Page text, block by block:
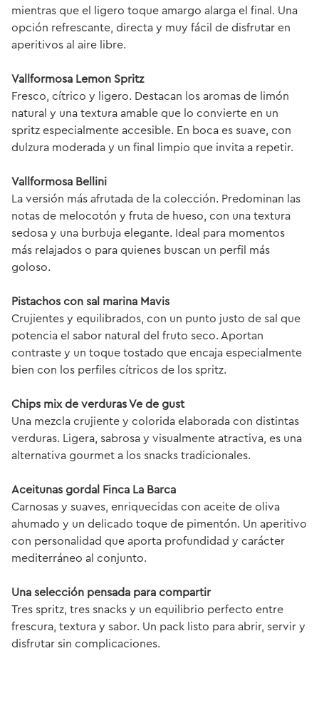
mientras que el ligero toque amargo alarga el final. Una
opción refrescante, directa y muy fácil de disfrutar en
aperitivos al aire libre.
Vallformosa Lemon Spritz
Fresco, cítrico y ligero. Destacan los aromas de limón
natural y una textura amable que lo convierte en un
spritz especialmente accesible. En boca es suave, con
dulzura moderada y un final limpio que invita a repetir.
Vallformosa Bellini
La versión más afrutada de la colección. Predominan las
notas de melocotón y fruta de hueso, con una textura
sedosa y una burbuja elegante. Ideal para momentos
más relajados o para quienes buscan un perfil más
goloso.
Pistachos con sal marina Mavis
Crujientes y equilibrados, con un punto justo de sal que
potencia el sabor natural del fruto seco. Aportan
contraste y un toque tostado que encaja especialmente
bien con los perfiles cítricos de los spritz.
Chips mix de verduras Ve de gust
Una mezcla crujiente y colorida elaborada con distintas
verduras. Ligera, sabrosa y visualmente atractiva, es una
alternativa gourmet a los snacks tradicionales.
Aceitunas gordal Finca La Barca
Carnosas y suaves, enriquecidas con aceite de oliva
ahumado y un delicado toque de pimentón. Un aperitivo
con personalidad que aporta profundidad y carácter
mediterráneo al conjunto.
Una selección pensada para compartir
Tres spritz, tres snacks y un equilibrio perfecto entre
frescura, textura y sabor. Un pack listo para abrir, servir y
disfrutar sin complicaciones.